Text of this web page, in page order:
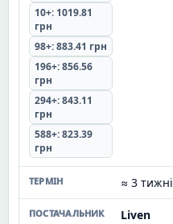
10+: 1019.81
грн
98+: 883.41 грн
196+: 856.56
грн
294+: 843.11
грн
588+: 823.39
грн
≈ 3 тижні
Liven